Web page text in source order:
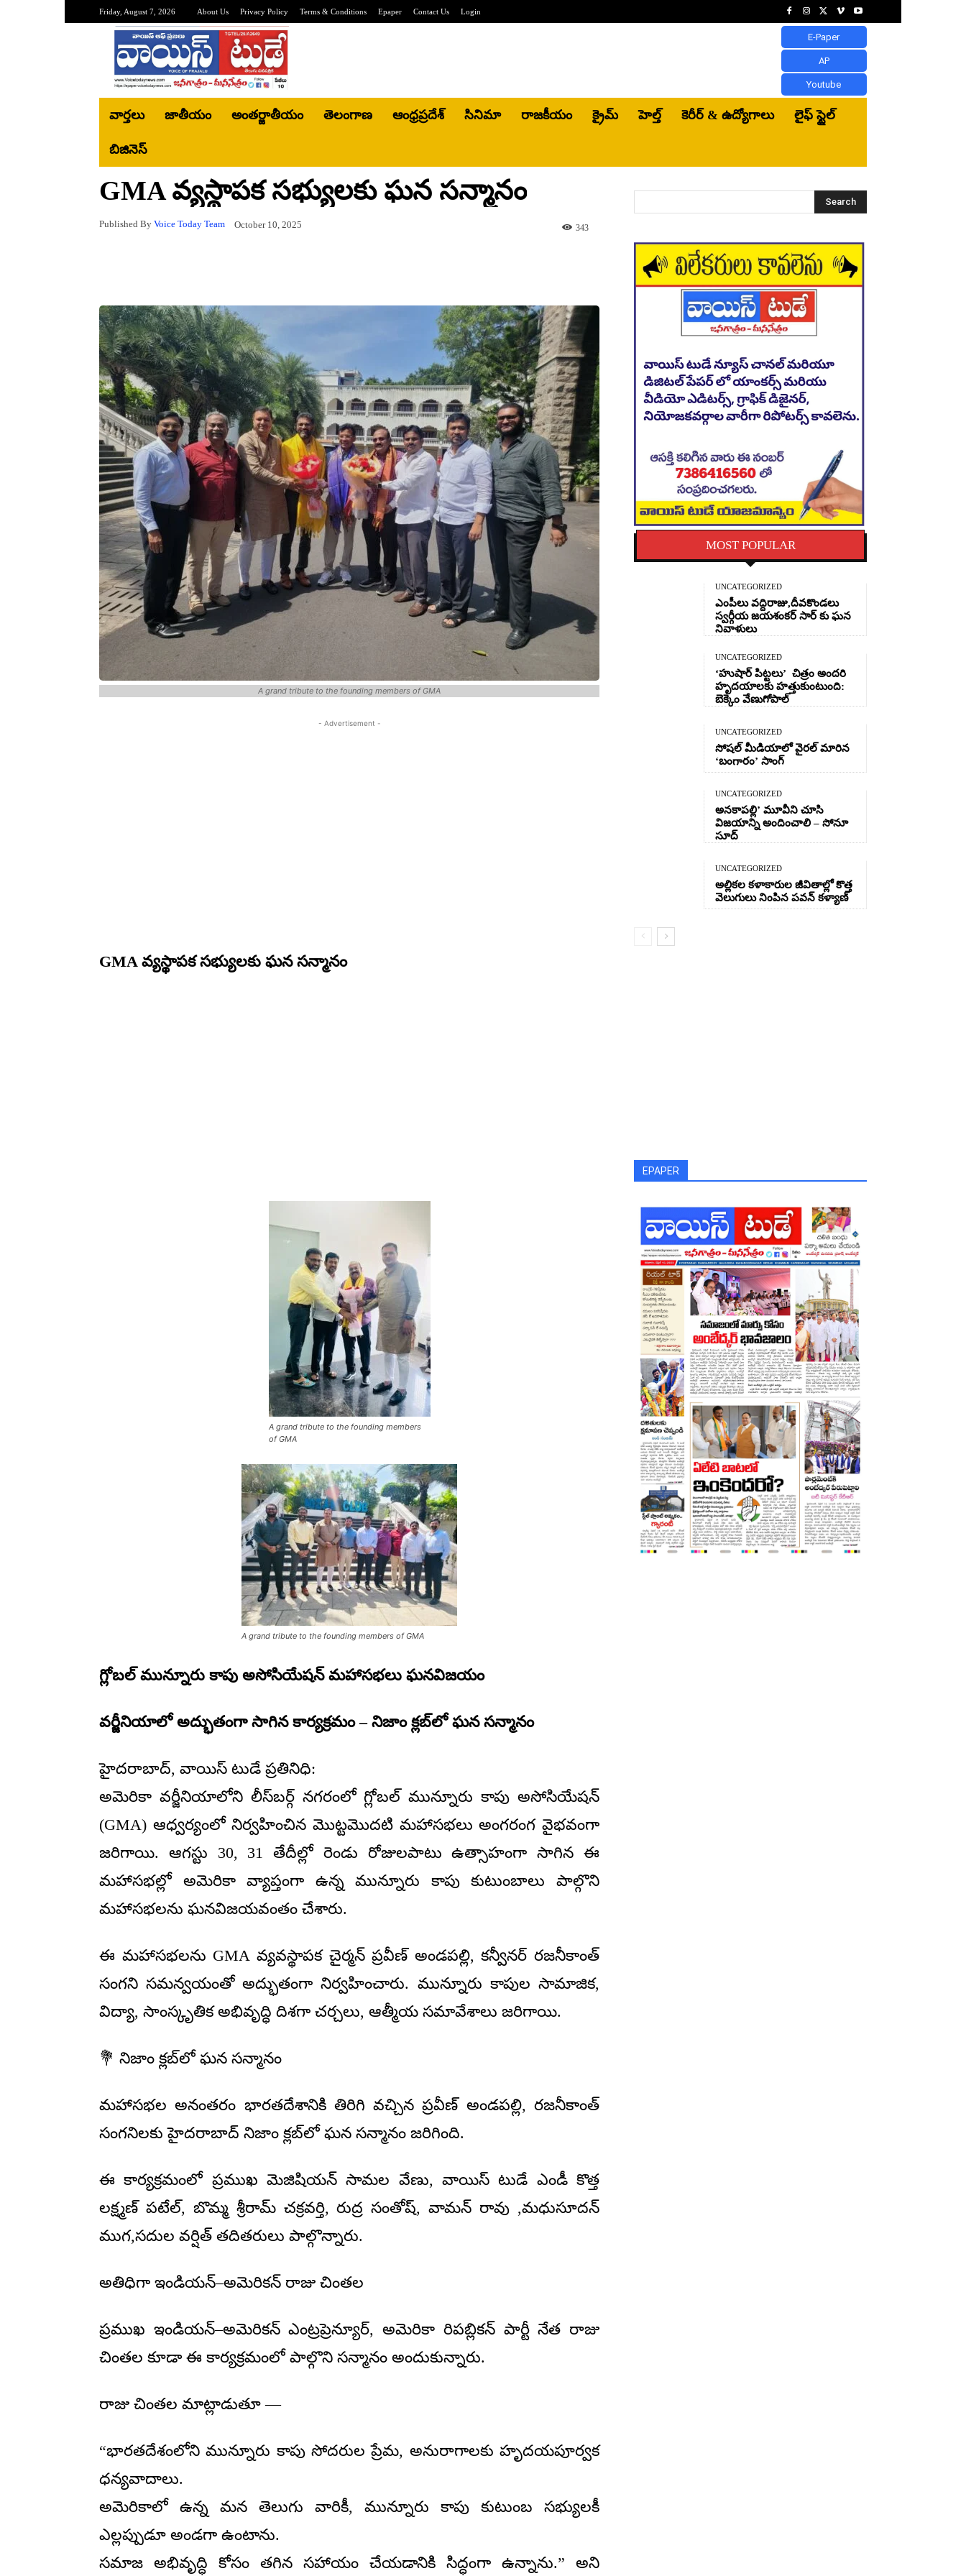
Friday, August 7, 2026 About Us Privacy Policy Terms & Conditions Epaper Contact Us Login
E-Paper
AP
Youtube
వార్తలు జాతీయం అంతర్జాతీయం తెలంగాణ ఆంధ్రప్రదేశ్ సినిమా రాజకీయం క్రైమ్ హెల్త్‌ కెరీర్ & ఉద్యోగాలు లైఫ్ స్టైల్
బిజినెస్‌
GMA వ్యస్థాపక సభ్యులకు ఘన సన్మానం
Published By Voice Today Team October 10, 2025 343
A grand tribute to the founding members of GMA
- Advertisement -
GMA వ్యస్థాపక సభ్యులకు ఘన సన్మానం
A grand tribute to the founding members
of GMA
A grand tribute to the founding members of GMA
గ్లోబల్ మున్నూరు కాపు అసోసియేషన్ మహాసభలు ఘనవిజయం
వర్జీనియాలో అద్భుతంగా సాగిన కార్యక్రమం – నిజాం క్లబ్‌లో ఘన సన్మానం
హైదరాబాద్, వాయిస్ టుడే ప్రతినిధి:
అమెరికా వర్జీనియాలోని లీస్‌బర్గ్ నగరంలో గ్లోబల్ మున్నూరు కాపు అసోసియేషన్
(GMA) ఆధ్వర్యంలో నిర్వహించిన మొట్టమొదటి మహాసభలు అంగరంగ వైభవంగా
జరిగాయి. ఆగస్టు 30, 31 తేదీల్లో రెండు రోజులపాటు ఉత్సాహంగా సాగిన ఈ
మహాసభల్లో అమెరికా వ్యాప్తంగా ఉన్న మున్నూరు కాపు కుటుంబాలు పాల్గొని
మహాసభలను ఘనవిజయవంతం చేశారు.
ఈ మహాసభలను GMA వ్యవస్థాపక చైర్మన్ ప్రవీణ్ అండపల్లి, కన్వీనర్ రజనీకాంత్
సంగని సమన్వయంతో అద్భుతంగా నిర్వహించారు. మున్నూరు కాపుల సామాజిక,
విద్యా, సాంస్కృతిక అభివృద్ధి దిశగా చర్చలు, ఆత్మీయ సమావేశాలు జరిగాయి.
💐 నిజాం క్లబ్‌లో ఘన సన్మానం
మహాసభల అనంతరం భారతదేశానికి తిరిగి వచ్చిన ప్రవీణ్ అండపల్లి, రజనీకాంత్
సంగనిలకు హైదరాబాద్ నిజాం క్లబ్‌లో ఘన సన్మానం జరిగింది.
ఈ కార్యక్రమంలో ప్రముఖ మెజిషియన్ సామల వేణు, వాయిస్ టుడే ఎండీ కొత్త
లక్ష్మణ్ పటేల్, బొమ్మ శ్రీరామ్ చక్రవర్తి, రుద్ర సంతోష్, వామన్ రావు ,మధుసూదన్
ముగ,సదుల వర్షిత్ తదితరులు పాల్గొన్నారు.
అతిధిగా ఇండియన్–అమెరికన్ రాజు చింతల
ప్రముఖ ఇండియన్–అమెరికన్ ఎంట్రప్రెన్యూర్, అమెరికా రిపబ్లికన్ పార్టీ నేత రాజు
చింతల కూడా ఈ కార్యక్రమంలో పాల్గొని సన్మానం అందుకున్నారు.
రాజు చింతల మాట్లాడుతూ —
“భారతదేశంలోని మున్నూరు కాపు సోదరుల ప్రేమ, అనురాగాలకు హృదయపూర్వక
ధన్యవాదాలు.
అమెరికాలో ఉన్న మన తెలుగు వారికీ, మున్నూరు కాపు కుటుంబ సభ్యులకీ
ఎల్లప్పుడూ అండగా ఉంటాను.
సమాజ అభివృద్ధి కోసం తగిన సహాయం చేయడానికి సిద్ధంగా ఉన్నాను.” అని
Search
MOST POPULAR
UNCATEGORIZED
ఎంపీలు వద్దిరాజు,దీవకొండలు
స్వర్గీయ జయశంకర్ సార్ కు ఘన
నివాళులు
UNCATEGORIZED
‘హుషార్‌ పిట్టలు’ చిత్రం అందరి
హృదయాలకు హత్తుకుంటుంది:
బెక్కెం వేణుగోపాల్‌
UNCATEGORIZED
సోషల్ మీడియాలో వైరల్ మారిన
‘బంగారం’ సాంగ్
UNCATEGORIZED
అనకాపల్లి’ మూవీని చూసి
విజయాన్ని అందించాలి – సోనూ
సూద్
UNCATEGORIZED
అల్లికల కళాకారుల జీవితాల్లో కొత్త
వెలుగులు నింపిన పవన్ కళ్యాణ్
EPAPER